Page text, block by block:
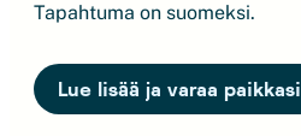
Tapahtuma on suomeksi.
Lue lisää ja varaa paikkasi